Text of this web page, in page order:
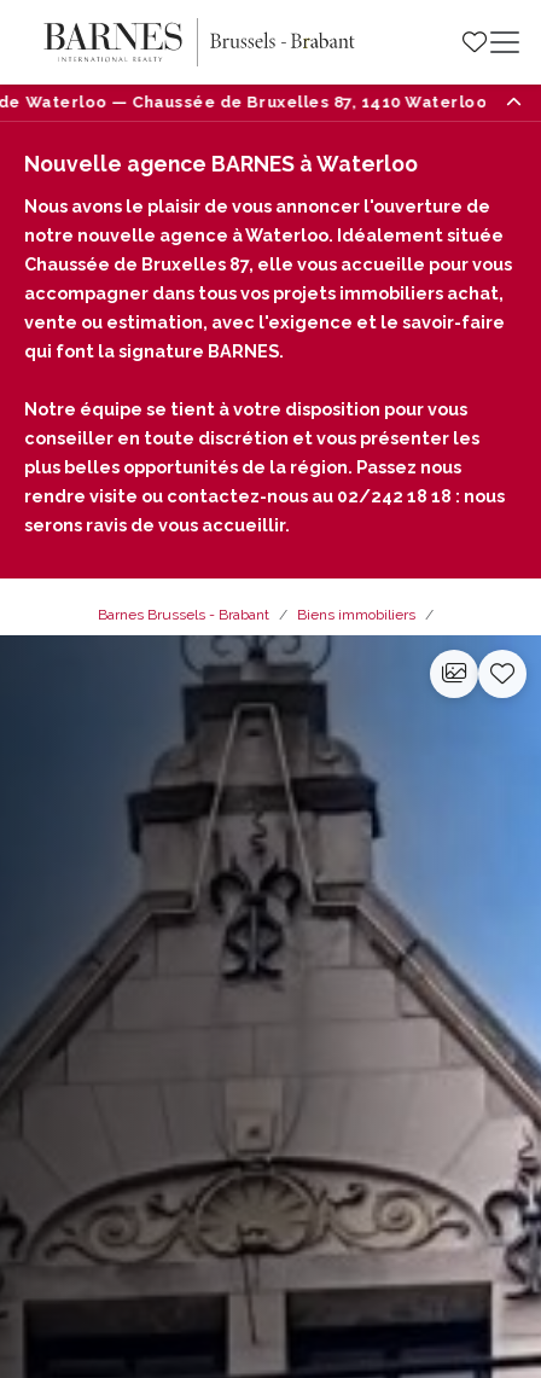
Bruxelles 87, 1410 Waterloo — Tél : 02/242 18 18
Nouvelle agence BARNES à Waterloo
Nous avons le plaisir de vous annoncer l'ouverture de
notre nouvelle agence à Waterloo. Idéalement située
Chaussée de Bruxelles 87, elle vous accueille pour vous
accompagner dans tous vos projets immobiliers achat,
vente ou estimation, avec l'exigence et le savoir-faire
qui font la signature BARNES.
Notre équipe se tient à votre disposition pour vous
conseiller en toute discrétion et vous présenter les
plus belles opportunités de la région. Passez nous
rendre visite ou contactez-nous au 02/242 18 18 : nous
serons ravis de vous accueillir.
Barnes Brussels - Brabant Biens immobiliers